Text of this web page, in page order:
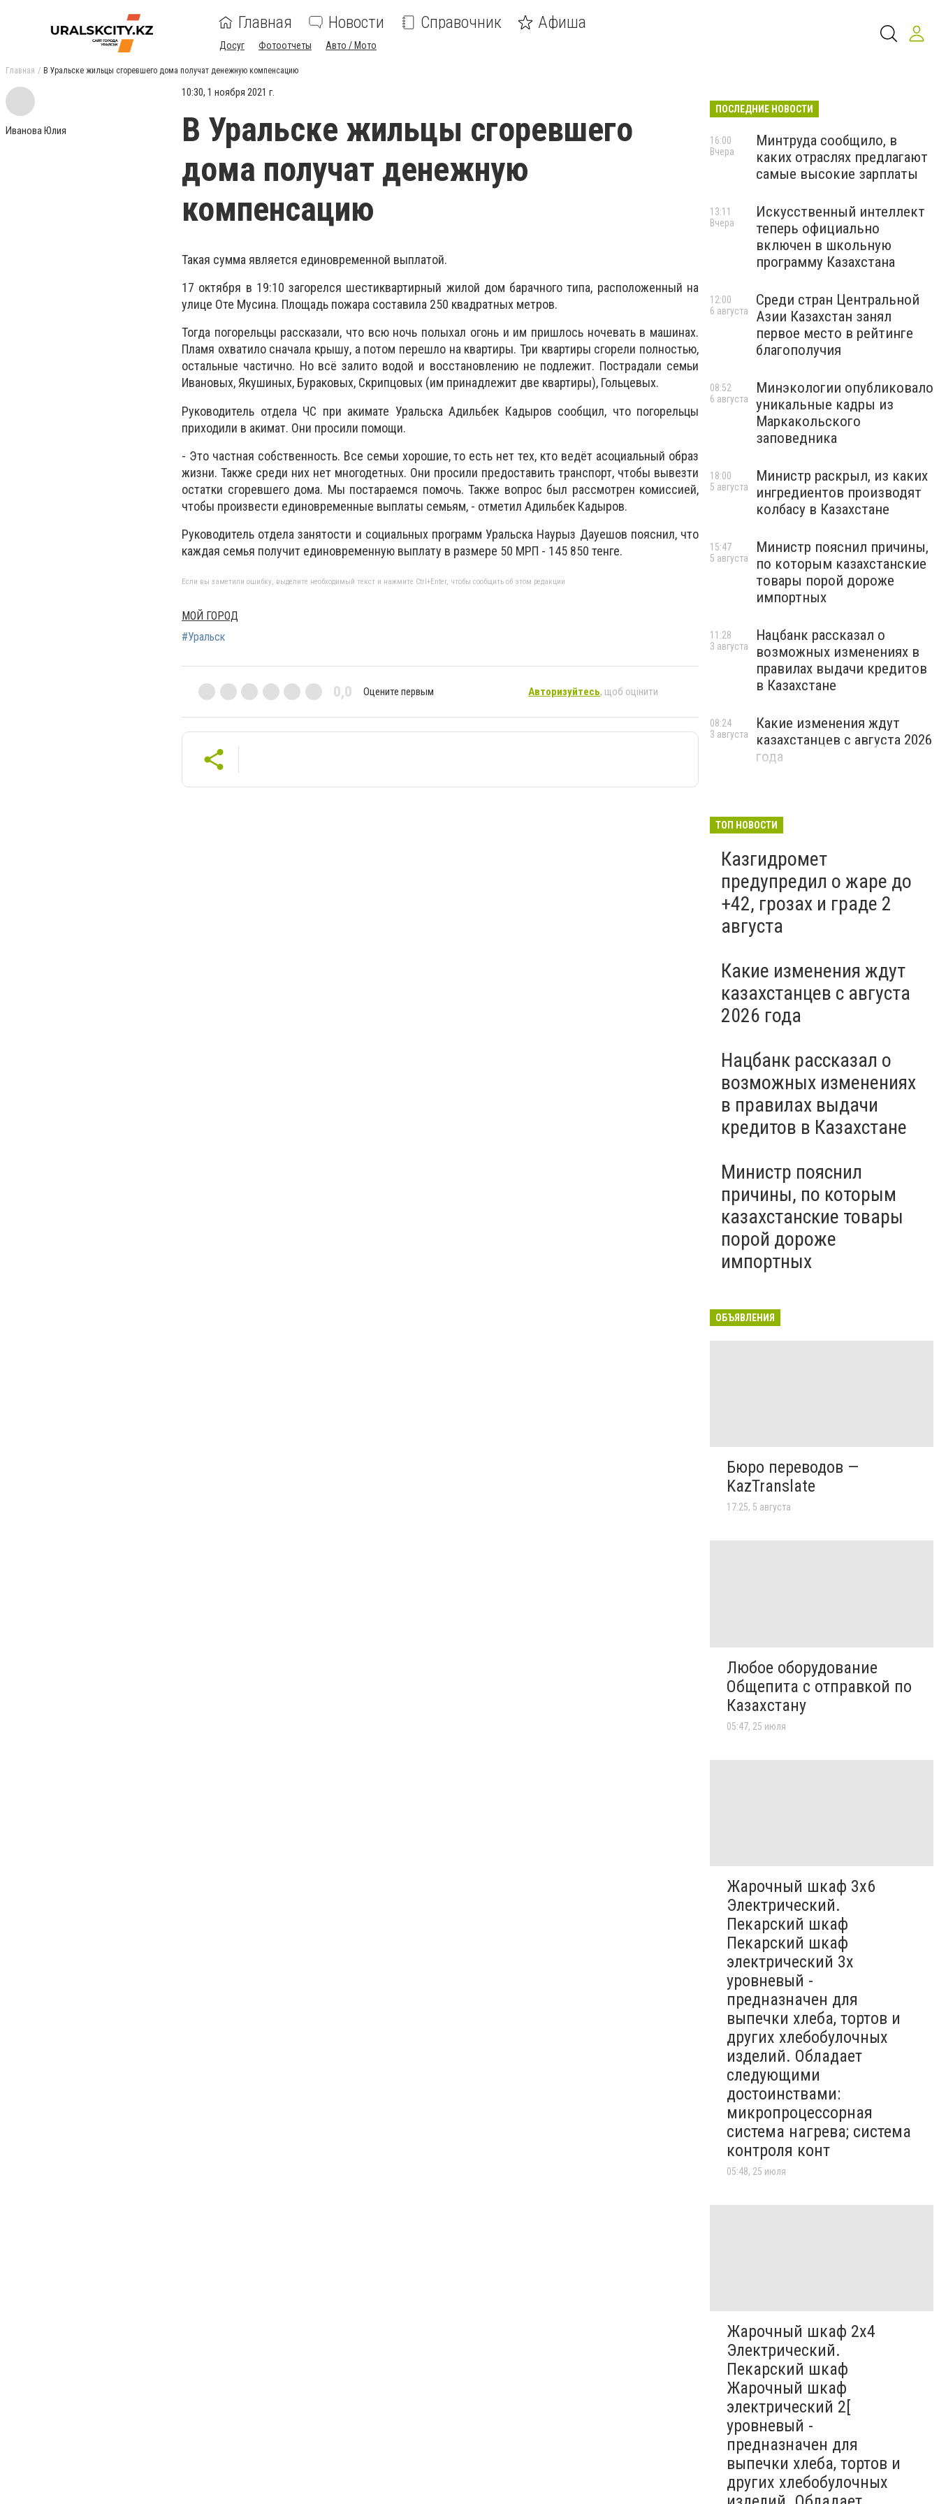
Главная Новости Справочник Афиша
Досуг Фотоотчеты Авто / Мото
Главная В Уральске жильцы сгоревшего дома получат денежную компенсацию
Иванова Юлия
10:30, 1 ноября 2021 г.
В Уральске жильцы сгоревшего
дома получат денежную
компенсацию
Такая сумма является единовременной выплатой.
17 октября в 19:10 загорелся шестиквартирный жилой дом барачного типа, расположенный на
улице Оте Мусина. Площадь пожара составила 250 квадратных метров.
Тогда погорельцы рассказали, что всю ночь полыхал огонь и им пришлось ночевать в машинах.
Пламя охватило сначала крышу, а потом перешло на квартиры. Три квартиры сгорели полностью,
остальные частично. Но всё залито водой и восстановлению не подлежит. Пострадали семьи
Ивановых, Якушиных, Бураковых, Скрипцовых (им принадлежит две квартиры), Гольцевых.
Руководитель отдела ЧС при акимате Уральска Адильбек Кадыров сообщил, что погорельцы
приходили в акимат. Они просили помощи.
- Это частная собственность. Все семьи хорошие, то есть нет тех, кто ведёт асоциальный образ
жизни. Также среди них нет многодетных. Они просили предоставить транспорт, чтобы вывезти
остатки сгоревшего дома. Мы постараемся помочь. Также вопрос был рассмотрен комиссией,
чтобы произвести единовременные выплаты семьям, - отметил Адильбек Кадыров.
Руководитель отдела занятости и социальных программ Уральска Наурыз Дауешов пояснил, что
каждая семья получит единовременную выплату в размере 50 МРП - 145 850 тенге.
Если вы заметили ошибку, выделите необходимый текст и нажмите Ctrl+Enter, чтобы сообщить об этом редакции
МОЙ ГОРОД
#Уральск
0,0 Оцените первым Авторизуйтесь, щоб оцінити
ПОСЛЕДНИЕ НОВОСТИ
Минтруда сообщило, в
каких отраслях предлагают
самые высокие зарплаты
16:00
Вчера
Искусственный интеллект
теперь официально
включен в школьную
программу Казахстана
13:11
Вчера
Среди стран Центральной
Азии Казахстан занял
первое место в рейтинге
благополучия
12:00
6 августа
Минэкологии опубликовало
уникальные кадры из
Маркакольского
заповедника
08:52
6 августа
Министр раскрыл, из каких
ингредиентов производят
колбасу в Казахстане
18:00
5 августа
Министр пояснил причины,
по которым казахстанские
товары порой дороже
импортных
15:47
5 августа
Нацбанк рассказал о
возможных изменениях в
правилах выдачи кредитов
в Казахстане
11:28
3 августа
Какие изменения ждут
казахстанцев с августа 2026
года
08:24
3 августа
ТОП НОВОСТИ
Казгидромет
предупредил о жаре до
+42, грозах и граде 2
августа
Какие изменения ждут
казахстанцев с августа
2026 года
Нацбанк рассказал о
возможных изменениях
в правилах выдачи
кредитов в Казахстане
Министр пояснил
причины, по которым
казахстанские товары
порой дороже
импортных
ОБЪЯВЛЕНИЯ
Бюро переводов —
KazTranslate
17:25, 5 августа
Любое оборудование
Общепита с отправкой по
Казахстану
05:47, 25 июля
Жарочный шкаф 3х6
Электрический.
Пекарский шкаф
Пекарский шкаф
электрический 3х
уровневый -
предназначен для
выпечки хлеба, тортов и
других хлебобулочных
изделий. Обладает
следующими
достоинствами:
микропроцессорная
система нагрева; система
контроля конт
05:48, 25 июля
Жарочный шкаф 2х4
Электрический.
Пекарский шкаф
Жарочный шкаф
электрический 2[
уровневый -
предназначен для
выпечки хлеба, тортов и
других хлебобулочных